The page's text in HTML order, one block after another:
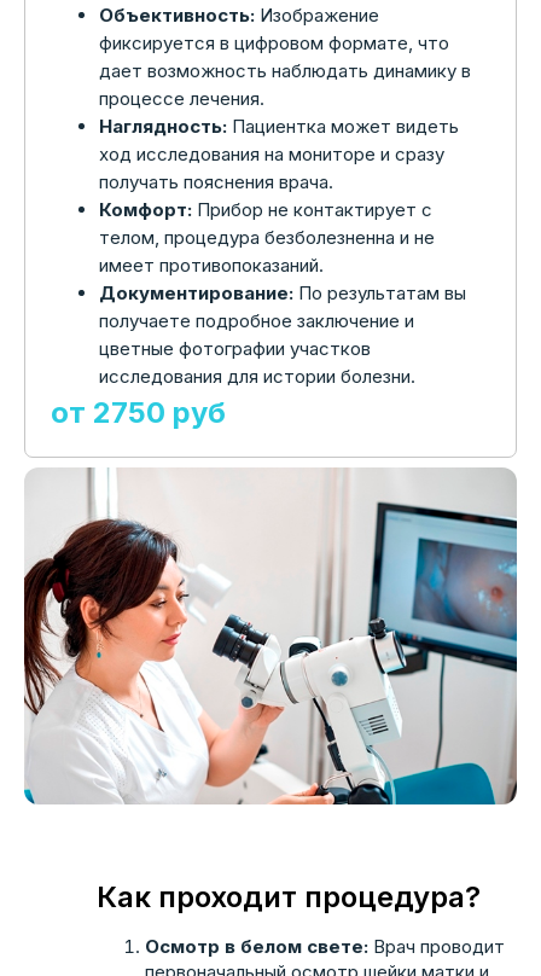
Объективность: Изображение
фиксируется в цифровом формате, что
дает возможность наблюдать динамику в
процессе лечения.
Наглядность: Пациентка может видеть
ход исследования на мониторе и сразу
получать пояснения врача.
Комфорт: Прибор не контактирует с
телом, процедура безболезненна и не
имеет противопоказаний.
Документирование: По результатам вы
получаете подробное заключение и
цветные фотографии участков
исследования для истории болезни.
от 2750 pуб
Как проходит процедура?
Осмотр в белом свете: Врач проводит